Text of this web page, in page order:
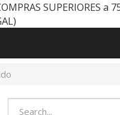
SUPERIORES a